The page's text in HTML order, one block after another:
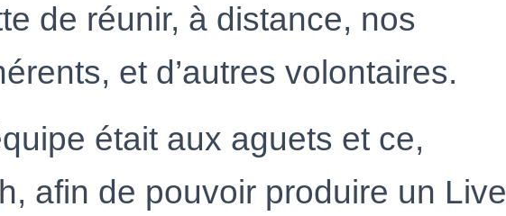
de réunir, à distance, nos
et d’autres volontaires.
était aux aguets et ce,
afin de pouvoir produire un Live